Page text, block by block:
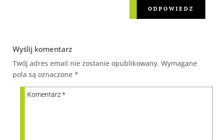
ODPOWIEDZ
Wyślij komentarz
Twój adres email nie zostanie opublikowany. Wymagane
pola są oznaczone*